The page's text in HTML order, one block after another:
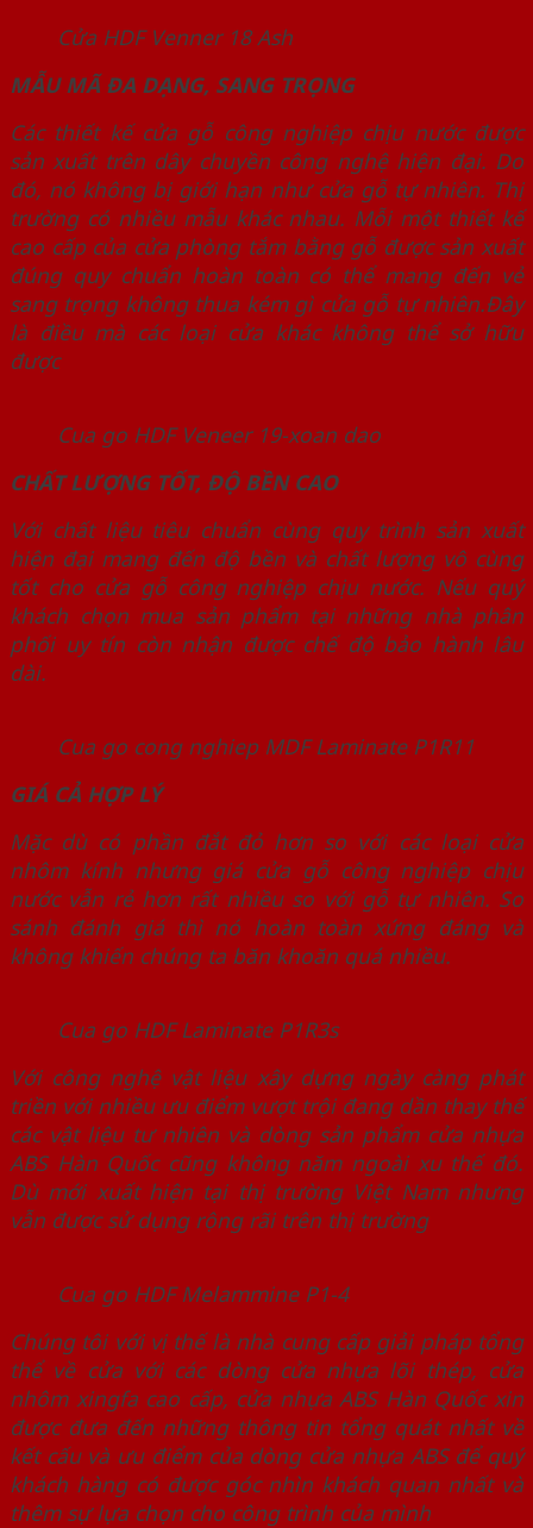
Cửa HDF Venner 18 Ash
MẪU MÃ ĐA DẠNG, SANG TRỌNG
Các thiết kế cửa gỗ công nghiệp chịu nước được
sản xuất trên dây chuyền công nghệ hiện đại. Do
đó, nó không bị giới hạn như cửa gỗ tự nhiên. Thị
trường có nhiều mẫu khác nhau. Mỗi một thiết kế
cao cấp của cửa phòng tắm bằng gỗ được sản xuất
đúng quy chuẩn hoàn toàn có thể mang đến vẻ
sang trọng không thua kém gì cửa gỗ tự nhiên.Đây
là điều mà các loại cửa khác không thể sở hữu
được
Cua go HDF Veneer 19-xoan dao
CHẤT LƯỢNG TỐT, ĐỘ BỀN CAO
Với chất liệu tiêu chuẩn cùng quy trình sản xuất
hiện đại mang đến độ bền và chất lượng vô cùng
tốt cho cửa gỗ công nghiệp chịu nước. Nếu quý
khách chọn mua sản phẩm tại những nhà phân
phối uy tín còn nhận được chế độ bảo hành lâu
dài.
Cua go cong nghiep MDF Laminate P1R11
GIÁ CẢ HỢP LÝ
Mặc dù có phần đắt đỏ hơn so với các loại cửa
nhôm kính nhưng giá cửa gỗ công nghiệp chịu
nước vẫn rẻ hơn rất nhiều so với gỗ tự nhiên. So
sánh đánh giá thì nó hoàn toàn xứng đáng và
không khiến chúng ta băn khoăn quá nhiều.
Cua go HDF Laminate P1R3s
Với công nghệ vật liệu xây dựng ngày càng phát
triền với nhiều ưu điểm vượt trội đang dần thay thế
các vật liệu tư nhiên và dòng sản phẩm cửa nhựa
ABS Hàn Quốc cũng không năm ngoài xu thế đó.
Dù mới xuất hiện tại thị trường Việt Nam nhưng
vẫn được sử dụng rộng rãi trên thị trường
Cua go HDF Melammine P1-4
Chúng tôi với vị thế là nhà cung cấp giải pháp tổng
thể về cửa với các dòng cửa nhựa lõi thép, cửa
nhôm xingfa cao cấp, cửa nhựa ABS Hàn Quốc xin
được đưa đến những thông tin tổng quát nhất về
kết cấu và ưu điểm của dòng cửa nhựa ABS để quý
khách hàng có được góc nhìn khách quan nhất và
thêm sự lựa chọn cho công trình của mình